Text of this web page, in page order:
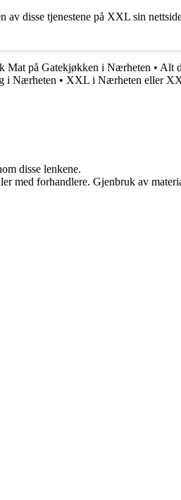
disse tjenestene på XXL sin
Mat på Gatekjøkken i Nærheten • Alt
i Nærheten • XXL i Nærheten eller
disse lenkene.
med forhandlere. Gjenbruk av